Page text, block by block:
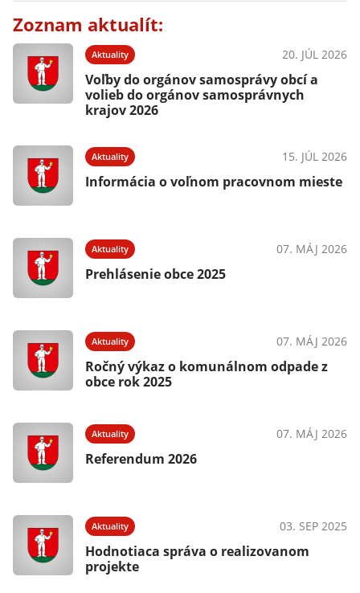
Zoznam aktualít:
Aktuality 20. JÚL 2026
Voľby do orgánov samosprávy obcí a
volieb do orgánov samosprávnych
krajov 2026
Aktuality 15. JÚL 2026
Informácia o voľnom pracovnom mieste
Aktuality 07. MÁJ 2026
Prehlásenie obce 2025
Aktuality 07. MÁJ 2026
Ročný výkaz o komunálnom odpade z
obce rok 2025
Aktuality 07. MÁJ 2026
Referendum 2026
Aktuality 03. SEP 2025
Hodnotiaca správa o realizovanom
projekte